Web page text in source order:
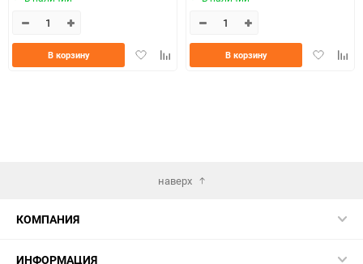
ДобавитьДобавить
В корзину
Добавить
В корзину
наверх
КОМПАНИЯ
ИНФОРМАЦИЯ